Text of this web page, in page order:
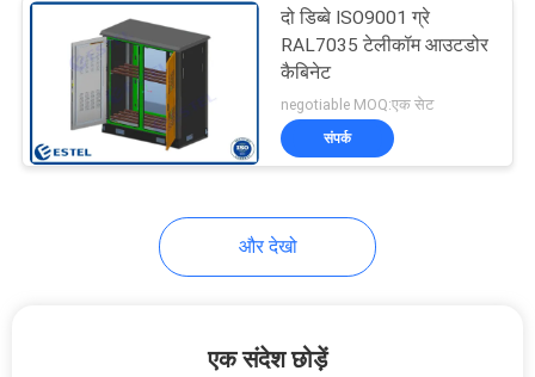
कियोस्क एयर कंडीशनर
दो डिब्बे ISO9001 ग्रे
RAL7035 टेलीकॉम आउटडोर
कैबिनेट
negotiable MOQ:एक सेट
संपर्क
और देखो
एक संदेश छोड़ें